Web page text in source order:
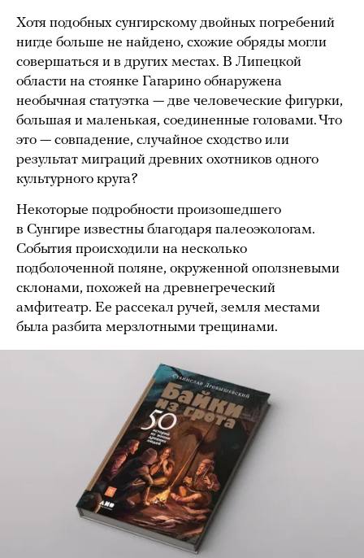
Хотя подобных сунгирскому двойных погребений
нигде больше не найдено, схожие обряды могли
совершаться и в других местах. В Липецкой
области на стоянке Гагарино обнаружена
необычная статуэтка — две человеческие фигурки,
большая и маленькая, соединенные головами. Что
это — совпадение, случайное сходство или
результат миграций древних охотников одного
культурного круга?
Некоторые подробности произошедшего
в Сунгире известны благодаря палеоэкологам.
События происходили на несколько
подболоченной поляне, окруженной оползневыми
склонами, похожей на древнегреческий
амфитеатр. Ее рассекал ручей, земля местами
была разбита мерзлотными трещинами.